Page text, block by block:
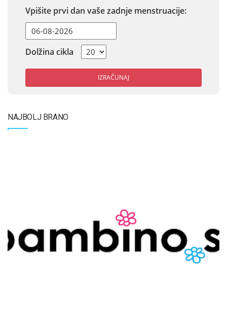
Vpišite prvi dan vaše zadnje menstruacije:
Dolžina cikla
IZRAČUNAJ
NAJBOLJ BRANO